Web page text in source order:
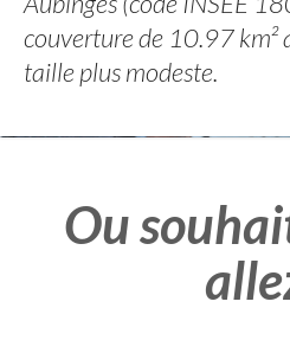
couverture de 10.97 km²
taille plus modeste.
Ou